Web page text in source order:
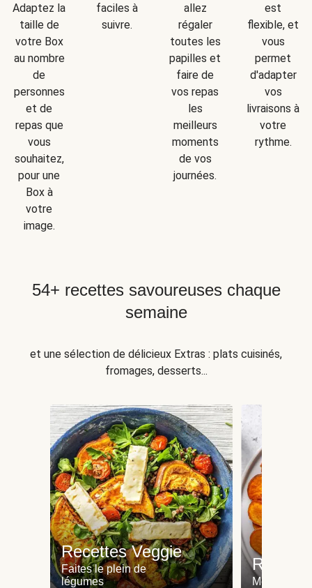
Adaptez la
taille de
votre Box
au nombre
de
personnes
et de
repas que
vous
souhaitez,
pour une
Box à
votre
image.
faciles à
suivre.
allez
régaler
toutes les
papilles et
faire de
vos repas
les
meilleurs
moments
de vos
journées.
est
flexible, et
vous
permet
d'adapter
vos
livraisons à
votre
rythme.
54+ recettes savoureuses chaque
semaine
et une sélection de délicieux Extras : plats cuisinés,
fromages, desserts...
Recettes Veggie
Faites le plein de
légumes
Moins de